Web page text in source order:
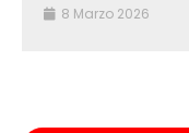
8 Marzo 2026